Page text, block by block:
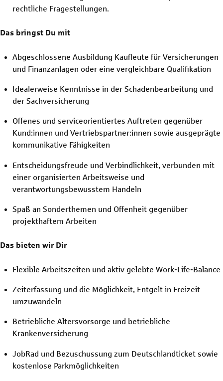
rechtliche Fragestellungen.
Das bringst Du mit
Abgeschlossene Ausbildung Kaufleute für Versicherungen
und Finanzanlagen oder eine vergleichbare Qualifikation
Idealerweise Kenntnisse in der Schadenbearbeitung und
der Sachversicherung
Offenes und serviceorientiertes Auftreten gegenüber
Kund:innen und Vertriebspartner:innen sowie ausgeprägte
kommunikative Fähigkeiten
Entscheidungsfreude und Verbindlichkeit, verbunden mit
einer organisierten Arbeitsweise und
verantwortungsbewusstem Handeln
Spaß an Sonderthemen und Offenheit gegenüber
projekthaftem Arbeiten
Das bieten wir Dir
Flexible Arbeitszeiten und aktiv gelebte Work-Life-Balance
Zeiterfassung und die Möglichkeit, Entgelt in Freizeit
umzuwandeln
Betriebliche Altersvorsorge und betriebliche
Krankenversicherung
JobRad und Bezuschussung zum Deutschlandticket sowie
kostenlose Parkmöglichkeiten